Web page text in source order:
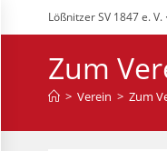
Inhalt
springen
Lößnitzer SV 1847 e.
Zum
> Verein > Zum